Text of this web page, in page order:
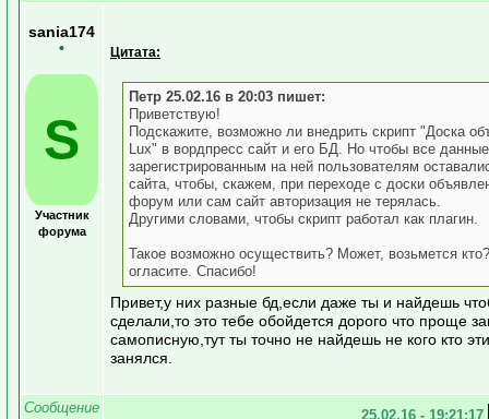
sania174
•
S
Участник
форума
Цитата:
Петр 25.02.16 в 20:03 пишет:
Приветствую!
Подскажите, возможно ли внедрить скрипт "Доска
Lux" в вордпресс сайт и его БД. Но чтобы все
зарегистрированным на ней пользователям
сайта, чтобы, скажем, при переходе с доски
форум или сам сайт авторизация не терялась.
Другими словами, чтобы скрипт работал как плагин.
Такое возможно осуществить? Может, возьмется
огласите. Спасибо!
Привет,у них разные бд,если даже ты и найдешь
сделали,то это тебе обойдется дорого что проще
самописную,тут ты точно не найдешь не кого кто
занялся.
Сообщение
25.02.16 - 19:21:17